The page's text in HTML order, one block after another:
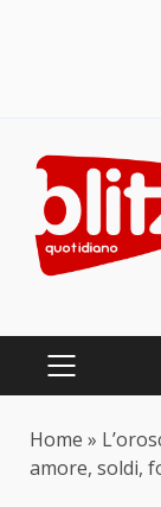
content
PRIMARY
Home »
amore, soldi,